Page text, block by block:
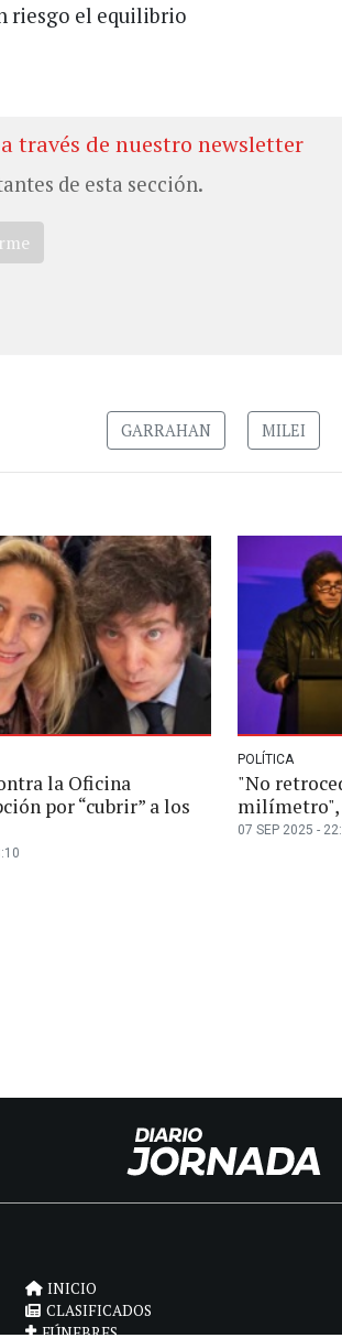
riesgo el equilibrio
través de nuestro newsletter
de esta sección.
GARRAHAN MILEI
la Oficina
por “cubrir” a los
POLÍTICA
"No
07 SEP 2025 -
INICIO
CLASIFICADOS
FÚNEBRES